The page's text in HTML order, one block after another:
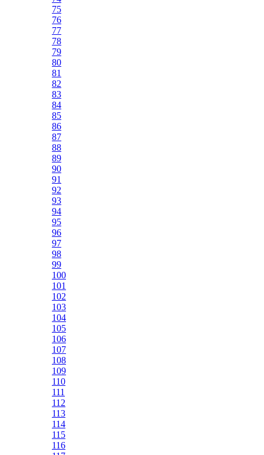
75
76
77
78
79
80
81
82
83
84
85
86
87
88
89
90
91
92
93
94
95
96
97
98
99
100
101
102
103
104
105
106
107
108
109
110
111
112
113
114
115
116